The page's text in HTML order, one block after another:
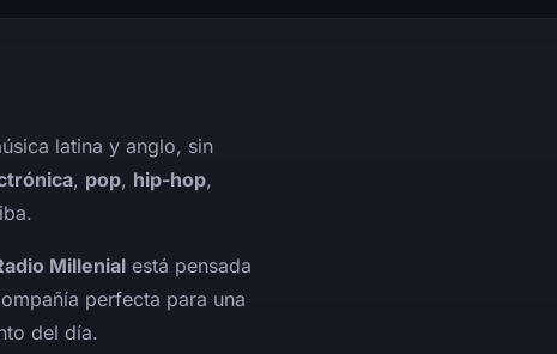
latina y anglo, sin
, pop, hip-hop,
Millenial está pensada
perfecta para una
del día.